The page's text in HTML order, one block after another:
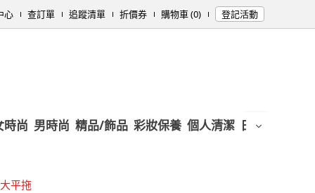
心 查訂單 追蹤清單 折價券 購物車 (0) 登記活動
時尚 男時尚 精品/飾品 彩妝保養 個人清潔 日用/紙品
平拖